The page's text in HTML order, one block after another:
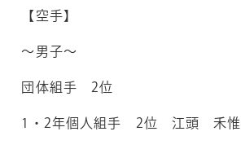
【空手】
～男子～
団体組手 2位
1・2年個人組手 2位 江頭 禾惟